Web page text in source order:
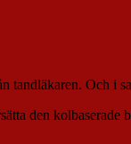
Och i
den kolbaserade